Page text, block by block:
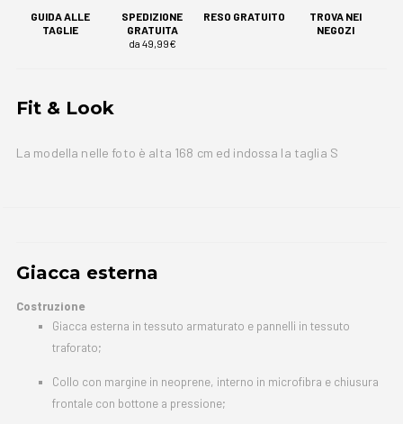
GUIDA ALLE
TAGLIE
SPEDIZIONE
GRATUITA
da 49,99€
RESO GRATUITO
TROVA NEI
NEGOZI
Fit & Look
La modella nelle foto è alta 168 cm ed indossa la taglia S
Giacca esterna
Costruzione
Giacca esterna in tessuto armaturato e pannelli in tessuto
traforato;
Collo con margine in neoprene, interno in microfibra e chiusura
frontale con bottone a pressione;